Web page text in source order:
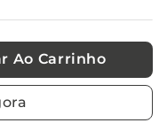
Ao Carrinho